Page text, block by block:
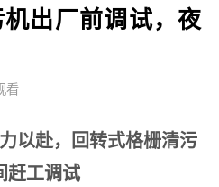
出厂前调试，夜
看
以赴，回转式格栅清污
赶工调试